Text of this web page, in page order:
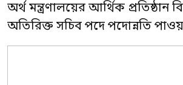
অর্থ মন্ত্রণালয়ের আর্থিক
অতিরিক্ত সচিব পদে পদোন্নতি